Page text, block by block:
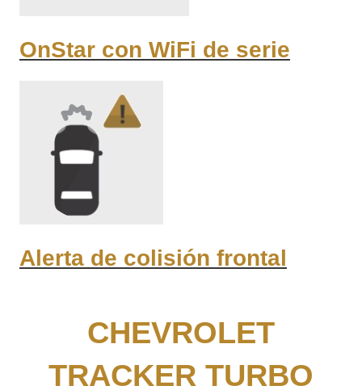
OnStar con WiFi de serie
Alerta de colisión frontal
CHEVROLET
TRACKER TURBO